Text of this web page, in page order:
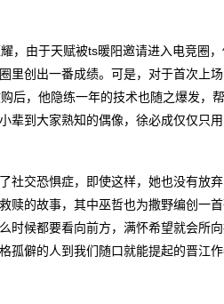
，由于天赋被ts暖阳邀请进入电竞圈
里创出一番成绩。可是，对于首次上
后，他隐练一年的技术也随之爆发，
辈到大家熟知的偶像，徐必成仅仅只
社交恐惧症，即使这样，她也没有放
赎的故事，其中巫哲也为撒野编创一
时候都要看向前方，满怀希望就会所
僻的人到我们随口就能提起的晋江